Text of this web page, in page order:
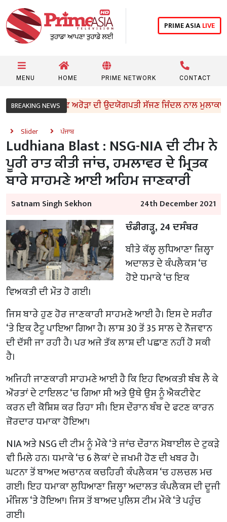
PRIME ASIALIVE
MENU HOME PRIME NETWORK CONTACT
BREAKING NEWS
ਮੰਤਰੀ ਸੰਜੀਵ ਅਰੋੜਾ ਦੀ ਉਦਯੋਗਪਤੀ ਸੱਜਣ ਜਿੰਦਲ ਨਾਲ ਮੁਲਾਕਾਤ;
Slider ਪੰਜਾਬ
Ludhiana Blast : NSG-NIA ਦੀ ਟੀਮ ਨੇ
ਪੂਰੀ ਰਾਤ ਕੀਤੀ ਜਾਂਚ, ਹਮਲਾਵਰ ਦੇ ਮ੍ਰਿਤਕ
ਬਾਰੇ ਸਾਹਮਣੇ ਆਈ ਅਹਿਮ ਜਾਣਕਾਰੀ
Satnam Singh Sekhon 24th December 2021
ਚੰਡੀਗੜ੍ਹ, 24 ਦਸੰਬਰ
ਬੀਤੇ ਕੱਲ੍ਹ ਲੁਧਿਆਣਾ ਜ਼ਿਲ੍ਹਾ
ਅਦਾਲਤ ਦੇ ਕੰਪਲੈਕਸ ‘ਚ
ਹੋਏ ਧਮਾਕੇ ‘ਚ ਇਕ
ਵਿਅਕਤੀ ਦੀ ਮੌਤ ਹੋ ਗਈ।
ਜਿਸ ਬਾਰੇ ਹੁਣ ਹੋਰ ਜਾਣਕਾਰੀ ਸਾਹਮਣੇ ਆਈ ਹੈ। ਇਸ ਦੇ ਸਰੀਰ
‘ਤੇ ਇਕ ਟੈਟੂ ਪਾਇਆ ਗਿਆ ਹੈ। ਲਾਸ਼ 30 ਤੋਂ 35 ਸਾਲ ਦੇ ਨੌਜਵਾਨ
ਦੀ ਦੱਸੀ ਜਾ ਰਹੀ ਹੈ। ਪਰ ਅਜੇ ਤੱਕ ਲਾਸ਼ ਦੀ ਪਛਾਣ ਨਹੀਂ ਹੋ ਸਕੀ
ਹੈ।
ਅਜਿਹੀ ਜਾਣਕਾਰੀ ਸਾਹਮਣੇ ਆਈ ਹੈ ਕਿ ਇਹ ਵਿਅਕਤੀ ਬੰਬ ਲੈ ਕੇ
ਔਰਤਾਂ ਦੇ ਟਾਇਲਟ ‘ਚ ਗਿਆ ਸੀ ਅਤੇ ਉਥੇ ਉਸ ਨੂੰ ਐਕਟੀਵੇਟ
ਕਰਨ ਦੀ ਕੋਸ਼ਿਸ਼ ਕਰ ਰਿਹਾ ਸੀ। ਇਸ ਦੌਰਾਨ ਬੰਬ ਦੇ ਫਟਣ ਕਾਰਨ
ਜ਼ੋਰਦਾਰ ਧਮਾਕਾ ਹੋਇਆ।
NIA ਅਤੇ NSG ਦੀ ਟੀਮ ਨੂੰ ਮੌਕੇ ‘ਤੇ ਜਾਂਚ ਦੌਰਾਨ ਮੋਬਾਈਲ ਦੇ ਟੁਕੜੇ
ਵੀ ਮਿਲੇ ਹਨ। ਧਮਾਕੇ ‘ਚ 6 ਲੋਕਾਂ ਦੇ ਜ਼ਖਮੀ ਹੋਣ ਦੀ ਖਬਰ ਹੈ।
ਘਟਨਾ ਤੋਂ ਬਾਅਦ ਅਚਾਨਕ ਕਚਹਿਰੀ ਕੰਪਲੈਕਸ ‘ਚ ਹਲਚਲ ਮਚ
ਗਈ। ਇਹ ਧਮਾਕਾ ਲੁਧਿਆਣਾ ਜ਼ਿਲ੍ਹਾ ਅਦਾਲਤ ਕੰਪਲੈਕਸ ਦੀ ਦੂਜੀ
ਮੰਜ਼ਿਲ ‘ਤੇ ਹੋਇਆ। ਜਿਸ ਤੋਂ ਬਾਅਦ ਪੁਲਿਸ ਟੀਮ ਮੌਕੇ ‘ਤੇ ਪਹੁੰਚ
ਗਈ।